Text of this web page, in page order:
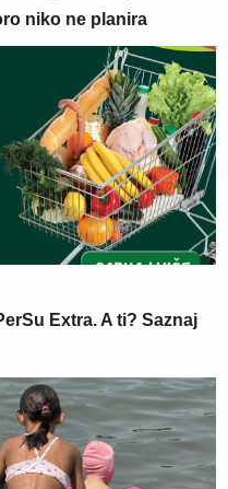
niko ne planira
Extra. A ti? Saznaj